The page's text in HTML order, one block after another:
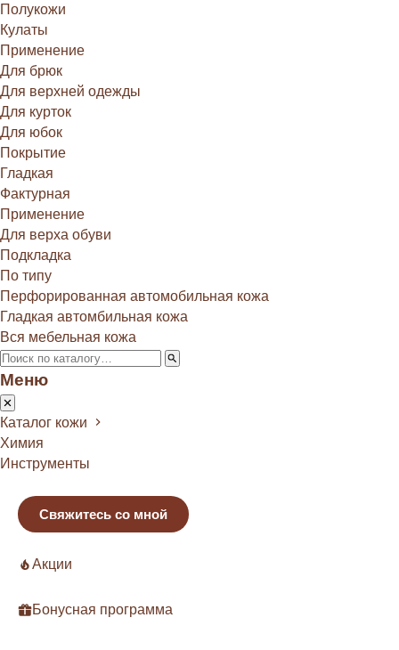
Полукожи
Кулаты
Применение
Для брюк
Для верхней одежды
Для курток
Для юбок
Покрытие
Гладкая
Фактурная
Применение
Для верха обуви
Подкладка
По типу
Перфорированная автомобильная кожа
Гладкая автомбильная кожа
Вся мебельная кожа
Меню
Каталог кожи
Химия
Инструменты
Свяжитесь со мной
Акции
Бонусная программа